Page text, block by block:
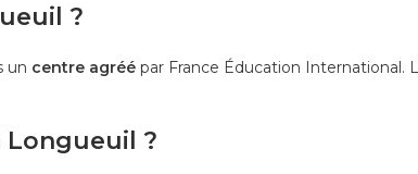
?
un centre agréé par France Éducation International.
Longueuil ?